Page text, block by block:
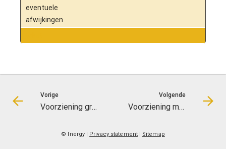
eventuele
afwijkingen
Vorige
Voorziening groot onderhoud Depot Drents Museum
Volgende
Voorziening meerjarenonderhoud Health Hub Roden
© Inergy | Privacy statement| Sitemap